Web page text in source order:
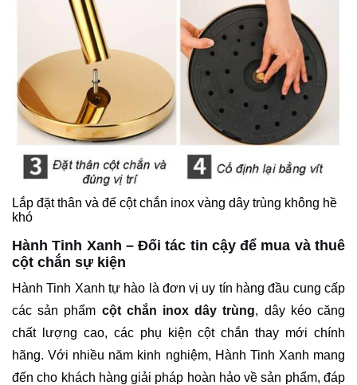
Lắp đặt thân và đế cột chắn inox vàng dây trùng không hề
khó
Hành Tinh Xanh – Đối tác tin cậy để mua và thuê
cột chắn sự kiện
Hành Tinh Xanh tự hào là đơn vị uy tín hàng đầu cung cấp
các sản phẩm cột chắn inox dây trùng, dây kéo căng
chất lượng cao, các phụ kiện cột chắn thay mới chính
hãng. Với nhiều năm kinh nghiệm, Hành Tinh Xanh mang
đến cho khách hàng giải pháp hoàn hảo về sản phẩm, đáp